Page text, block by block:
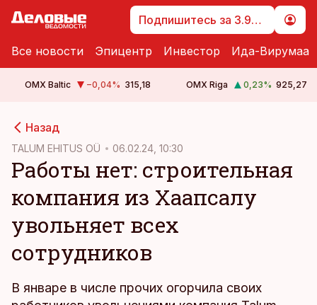
Подпишитесь за 3.99 €
Все новости Эпицентр Инвестор Ида-Вирумаа
OMX Baltic −0,04% 315,18 OMX Riga 0,23% 925,27
Назад
TALUM EHITUS OÜ 06.02.24, 10:30
Работы нет: строительная
компания из Хаапсалу
увольняет всех
сотрудников
В январе в числе прочих огорчила своих